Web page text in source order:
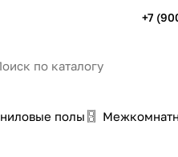
+7
полы